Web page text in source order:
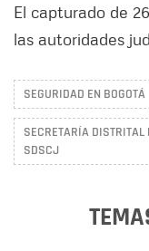
El capturado de
las autoridades
SEGURIDAD EN BOGOTÁ
SECRETARÍA
SDSCJ